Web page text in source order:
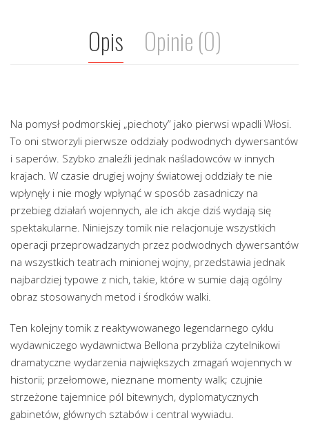
Opis Opinie (0)
Na pomysł podmorskiej „piechoty” jako pierwsi wpadli Włosi.
To oni stworzyli pierwsze oddziały podwodnych dywersantów
i saperów. Szybko znaleźli jednak naśladowców w innych
krajach. W czasie drugiej wojny światowej oddziały te nie
wpłynęły i nie mogły wpłynąć w sposób zasadniczy na
przebieg działań wojennych, ale ich akcje dziś wydają się
spektakularne. Niniejszy tomik nie relacjonuje wszystkich
operacji przeprowadzanych przez podwodnych dywersantów
na wszystkich teatrach minionej wojny, przedstawia jednak
najbardziej typowe z nich, takie, które w sumie dają ogólny
obraz stosowanych metod i środków walki.
Ten kolejny tomik z reaktywowanego legendarnego cyklu
wydawniczego wydawnictwa Bellona przybliża czytelnikowi
dramatyczne wydarzenia największych zmagań wojennych w
historii; przełomowe, nieznane momenty walk; czujnie
strzeżone tajemnice pól bitewnych, dyplomatycznych
gabinetów, głównych sztabów i central wywiadu.